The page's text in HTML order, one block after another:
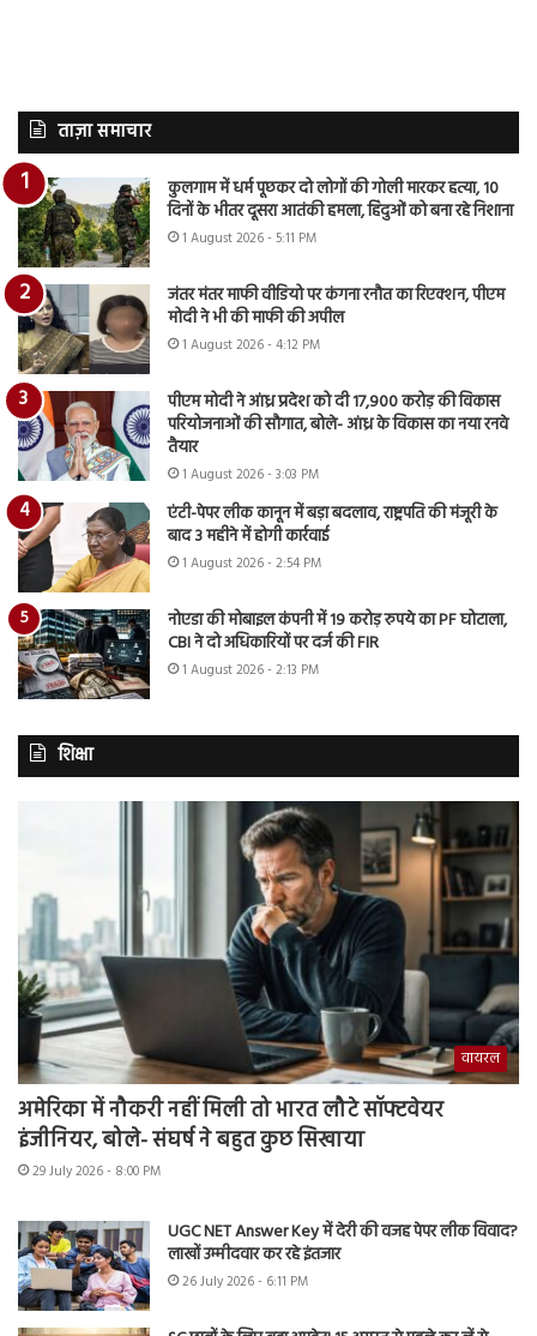
ताज़ा समाचार
कुलगाम में धर्म पूछकर दो लोगों की गोली मारकर हत्या, 10
दिनों के भीतर दूसरा आतंकी हमला, हिंदुओं को बना रहे निशाना
1 August 2026 - 5:11 PM
जंतर मंतर माफी वीडियो पर कंगना रनौत का रिएक्शन, पीएम
मोदी ने भी की माफी की अपील
1 August 2026 - 4:12 PM
पीएम मोदी ने आंध्र प्रदेश को दी 17,900 करोड़ की विकास
परियोजनाओं की सौगात, बोले- आंध्र के विकास का नया रनवे
तैयार
1 August 2026 - 3:03 PM
एंटी-पेपर लीक कानून में बड़ा बदलाव, राष्ट्रपति की मंजूरी के
बाद 3 महीने में होगी कार्रवाई
1 August 2026 - 2:54 PM
नोएडा की मोबाइल कंपनी में 19 करोड़ रुपये का PF घोटाला,
CBI ने दो अधिकारियों पर दर्ज की FIR
1 August 2026 - 2:13 PM
शिक्षा
वायरल
अमेरिका में नौकरी नहीं मिली तो भारत लौटे सॉफ्टवेयर
इंजीनियर, बोले- संघर्ष ने बहुत कुछ सिखाया
29 July 2026 - 8:00 PM
UGC NET Answer Key में देरी की वजह पेपर लीक विवाद?
लाखों उम्मीदवार कर रहे इंतजार
26 July 2026 - 6:11 PM